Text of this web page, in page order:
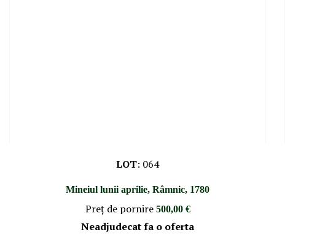
LOT: 064
Mineiul lunii aprilie, Râmnic, 1780
Preţ de pornire 500,00 €
Neadjudecat fa o oferta